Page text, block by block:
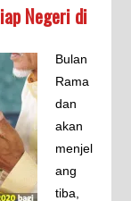
Negeri di
Bulan
Rama
dan
akan
menjel
ang
tiba,